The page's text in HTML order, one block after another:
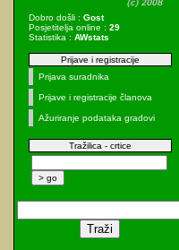
Dobro došli : Gost
Posjetitelja online : 29
Statistika : AWstats
Prijave i registracije
Prijava suradnika
Prijave i registracije članova
Ažuriranje podataka gradovi
Tražilica - crtice